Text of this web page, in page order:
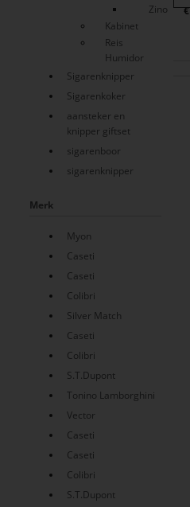
Zino
Kabinet
Reis
Humidor
Sigarenknipper
Sigarenkoker
aansteker en
knipper giftset
sigarenboor
sigarenknipper
Merk
Myon
Caseti
Caseti
Colibri
Silver Match
Caseti
Colibri
S.T.Dupont
Tonino Lamborghini
Vector
Caseti
Caseti
Colibri
S.T.Dupont